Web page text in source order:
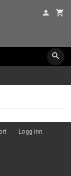
Logg inn